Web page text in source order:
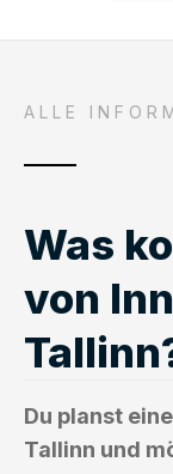
ALLE
Was
von
Du planst
Tallinn und